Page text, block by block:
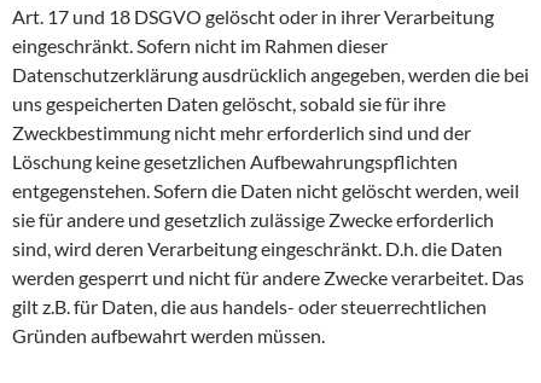
Art. 17 und 18 DSGVO gelöscht oder in ihrer Verarbeitung
eingeschränkt. Sofern nicht im Rahmen dieser
Datenschutzerklärung ausdrücklich angegeben, werden die bei
uns gespeicherten Daten gelöscht, sobald sie für ihre
Zweckbestimmung nicht mehr erforderlich sind und der
Löschung keine gesetzlichen Aufbewahrungspflichten
entgegenstehen. Sofern die Daten nicht gelöscht werden, weil
sie für andere und gesetzlich zulässige Zwecke erforderlich
sind, wird deren Verarbeitung eingeschränkt. D.h. die Daten
werden gesperrt und nicht für andere Zwecke verarbeitet. Das
gilt z.B. für Daten, die aus handels- oder steuerrechtlichen
Gründen aufbewahrt werden müssen.